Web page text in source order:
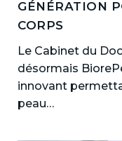
GÉNÉRATION
CORPS
Le Cabinet du
désormais
innovant
peau…